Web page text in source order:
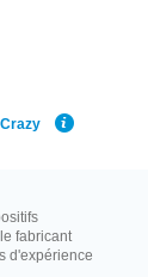
fabricant
d'expérience